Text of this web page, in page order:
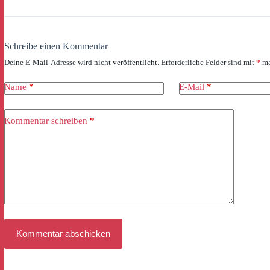
Schreibe einen Kommentar
Deine E-Mail-Adresse wird nicht veröffentlicht. Erforderliche Felder sind mit *
Name * E-Mail *
Kommentar schreiben *
Kommentar abschicken